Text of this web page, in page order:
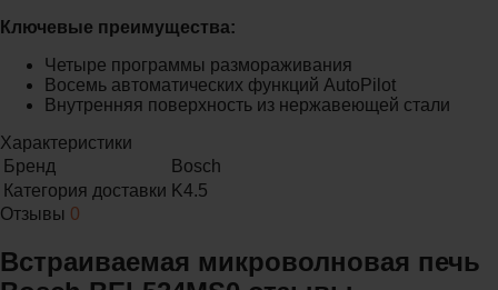
Ключевые преимущества:
Четыре программы размораживания
Восемь автоматических функций AutoPilot
Внутренняя поверхность из нержавеющей стали
Характеристики
Бренд
Bosch
Категория доставки K4.5
Отзывы 0
Встраиваемая микроволновая печь